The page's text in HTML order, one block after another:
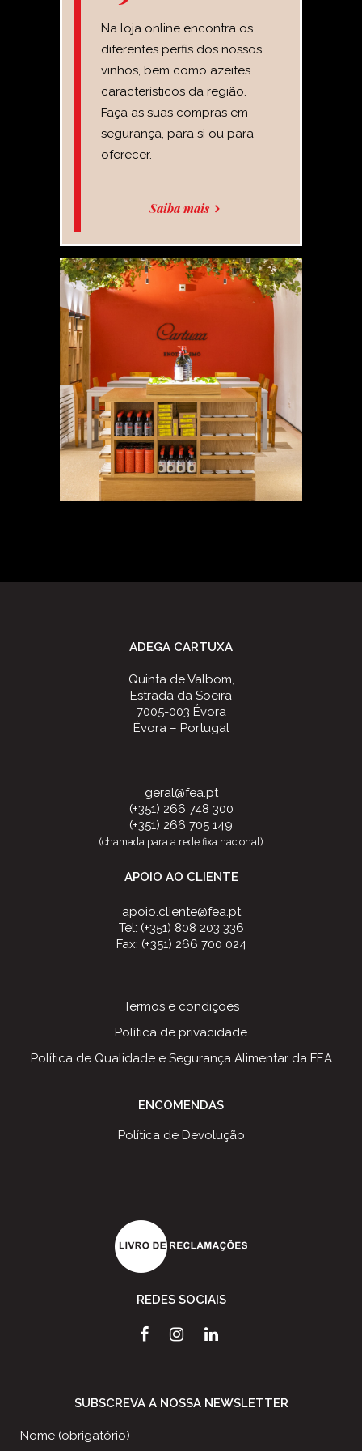
Na loja online encontra os
diferentes perfis dos nossos
vinhos, bem como azeites
característicos da região.
Faça as suas compras em
segurança, para si ou para
oferecer.
Saiba mais
ADEGA CARTUXA
Quinta de Valbom,
Estrada da Soeira
7005-003 Évora
Évora – Portugal
geral@fea.pt
(+351) 266 748 300
(+351) 266 705 149
(chamada para a rede fixa nacional)
APOIO AO CLIENTE
apoio.cliente@fea.pt
Tel: (+351) 808 203 336
Fax: (+351) 266 700 024
Termos e condições
Política de privacidade
Política de Qualidade e Segurança Alimentar da FEA
ENCOMENDAS
Política de Devolução
REDES SOCIAIS
SUBSCREVA A NOSSA NEWSLETTER
Nome (obrigatório)